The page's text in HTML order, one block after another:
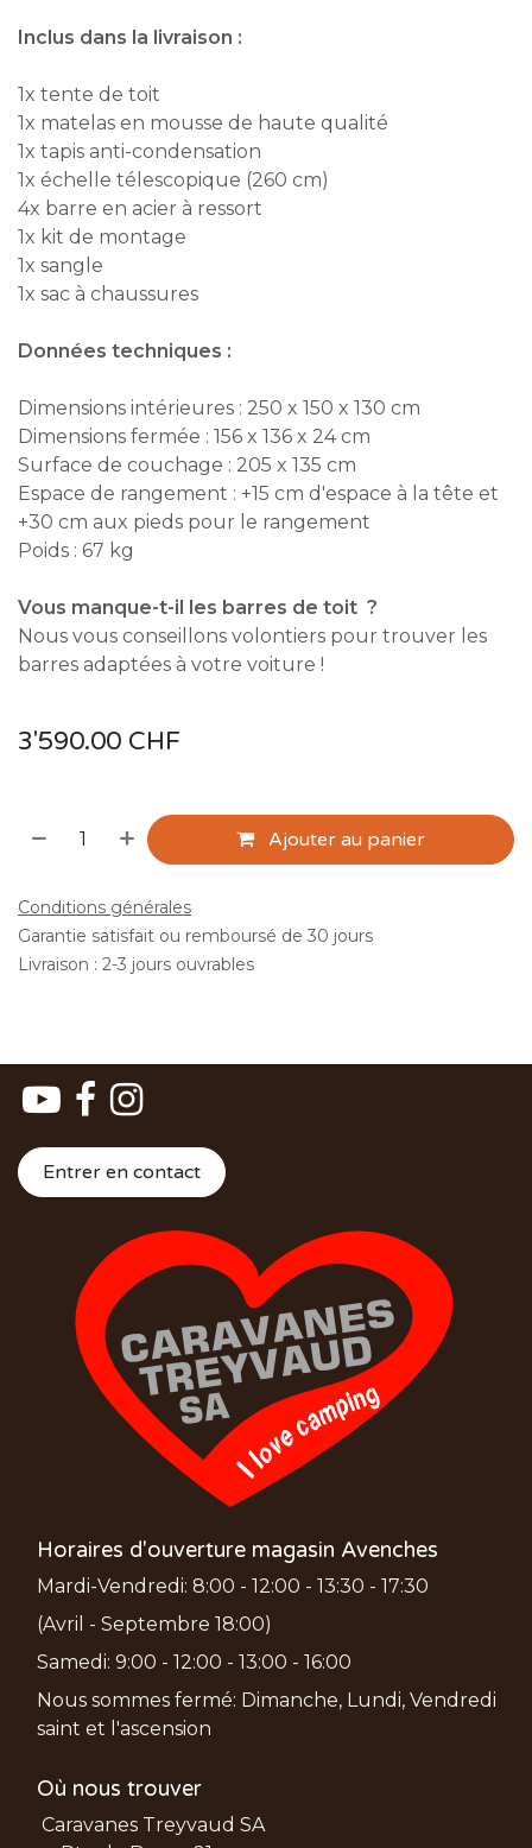
Inclus dans la livraison :
1x tente de toit
1x matelas en mousse de haute qualité
1x tapis anti-condensation
1x échelle télescopique (260 cm)
4x barre en acier à ressort
1x kit de montage
1x sangle
1x sac à chaussures
Données techniques :
Dimensions intérieures : 250 x 150 x 130 cm
Dimensions fermée : 156 x 136 x 24 cm
Surface de couchage : 205 x 135 cm
Espace de rangement : +15 cm d'espace à la tête et
+30 cm aux pieds pour le rangement
Poids : 67 kg
Vous manque-t-il les barres de toit ?
Nous vous conseillons volontiers pour trouver les
barres adaptées à votre voiture !
3'590.00 CHF
Ajouter au panier
Conditions générales
Garantie satisfait ou remboursé de 30 jours
Livraison : 2-3 jours ouvrables
Entrer en contact
Horaires d'ouverture magasin Avenches
Mardi-Vendredi: 8:00 - 12:00 - 13:30 - 17:30
(Avril - Septembre 18:00)
Samedi: 9:00 - 12:00 - 13:00 - 16:00
Nous sommes fermé: Dimanche, Lundi, Vendredi
saint et l'ascension
Où nous trouver
Caravanes Treyvaud SA